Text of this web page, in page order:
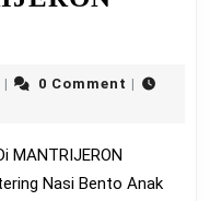
0 Comment
Nasi Bento Anak